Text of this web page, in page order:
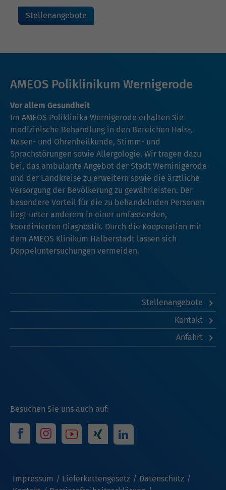
Stellenangebote
AMEOS Poliklinikum Wernigerode
Vor allem Gesundheit
Im AMEOS Poliklinika Wernigerode erhalten Sie
medizinische Behandlung in den Bereichen Hals-,
Nasen- und Ohrenheilkunde, Stimm- und
Sprachstörungen sowie Allergologie. Wir tragen dazu
bei, das ambulante Angebot der Stadt Werninigerode
und der Landkreise zu erweitern sowie die ärztliche
Versorgung der Bevölkerung zu gewährleisten. Der
besondere Vorteil für die zu behandelnden Personen
liegt unter anderem in einer umfassenden,
koordinierten Diagnostik. Durch die Kooperation mit
dem AMEOS Klinikum Halberstadt lassen sich
Doppeluntersuchungen vermeiden.
Stellenangebote
Kontakt
Anfahrt
Besuchen Sie uns auch auf:
Impressum Lieferkettengesetz
Datenschutz